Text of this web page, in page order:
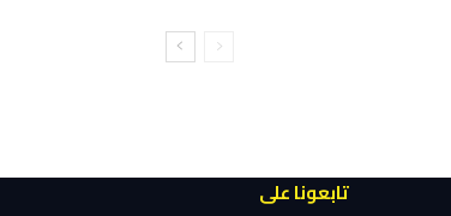
تابعونا على